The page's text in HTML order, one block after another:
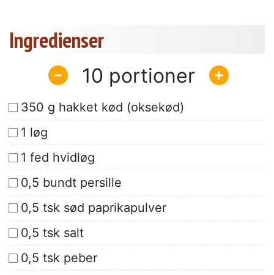
Ingredienser
10
350 g hakket kød (oksekød)
1 løg
1 fed hvidløg
0,5 bundt persille
0,5 tsk sød paprikapulver
0,5 tsk salt
0,5 tsk peber